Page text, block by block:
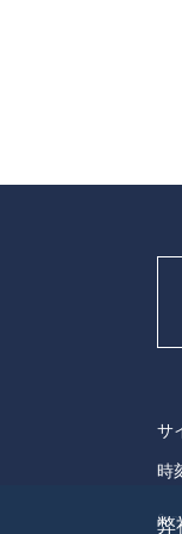
サ
時
弊